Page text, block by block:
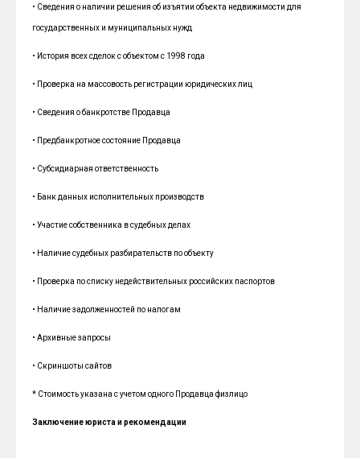
• Сведения о наличии решения об изъятии объекта недвижимости для
государственных и муниципальных нужд
• История всех сделок с объектом с 1998 года
• Проверка на массовость регистрации юридических лиц
• Сведения о банкротстве Продавца
• Предбанкротное состояние Продавца
• Субсидиарная ответственность
• Банк данных исполнительных производств
• Участие собственника в судебных делах
• Наличие судебных разбирательств по объекту
• Проверка по списку недействительных российских паспортов
• Наличие задолженностей по налогам
• Архивные запросы
• Скриншоты сайтов
* Стоимость указана с учетом одного Продавца физлицо
Заключение юриста и рекомендации